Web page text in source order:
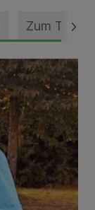
Zum Thema